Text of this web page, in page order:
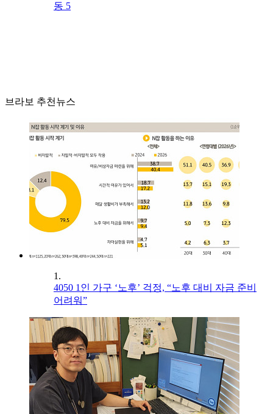
동 5
브라보 추천뉴스
1.
4050 1인 가구 ‘노후’ 걱정, “노후 대비 자금 준비
어려워”